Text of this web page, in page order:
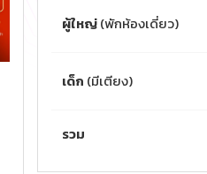
ผู้ใหญ่(พักห้องเดี่ยว)
เด็ก (มีเตียง)
รวม